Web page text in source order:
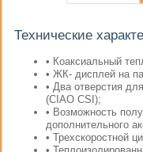
Технические
• Коаксиальный
• ЖК- дисплей на
• Два отверстия
(CIAO CSI);
• Возможность
дополнительного
• Трехскоростной